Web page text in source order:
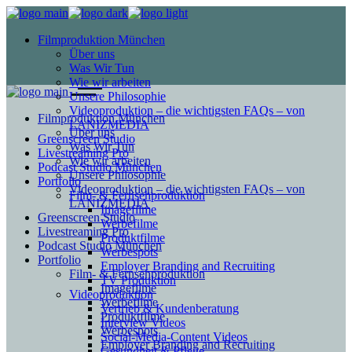
Filmproduktion München
Über uns
Was Wir Tun
Wie wir arbeiten
Unsere Philosophie
Videoproduktion – die wichtigsten FAQs – von
LANIZMEDIA
Greenscreen Studio
Livestreaming Pro
Podcast Studio München
Portfolio
Film- & Fernsehproduktion
Imagefilme
Werbefilme
Produktfilme
Werbespots
Employer Branding and Recruiting
TV Produktion
Videoproduktion
Vertrieb & Kundenberatung
Interview Videos
Social-Media-Content Videos
Filmproduktion München
Über uns
Was Wir Tun
Wie wir arbeiten
Unsere Philosophie
Videoproduktion – die wichtigsten FAQs – von
LANIZMEDIA
Greenscreen Studio
Livestreaming Pro
Podcast Studio München
Portfolio
Film- & Fernsehproduktion
Imagefilme
Werbefilme
Produktfilme
Werbespots
Employer Branding and Recruiting